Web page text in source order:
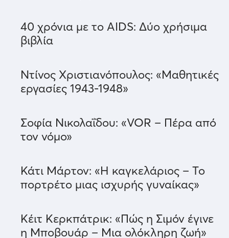
40 χρόνια με το AIDS: Δύο χρήσιμα
βιβλία
Ντίνος Χριστιανόπουλος: «Μαθητικές
εργασίες 1943-1948»
Σοφία Νικολαΐδου: «VOR – Πέρα από
τον νόμο»
Κάτι Μάρτον: «Η καγκελάριος – Το
πορτρέτο μιας ισχυρής γυναίκας»
Κέιτ Κερκπάτρικ: «Πώς η Σιμόν έγινε
η Μποβουάρ – Μια ολόκληρη ζωή»